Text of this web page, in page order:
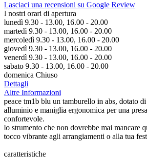
Lasciaci una recensioni su Google Review
I nostri orari di apertura
lunedì 9.30 - 13.00, 16.00 - 20.00
martedì 9.30 - 13.00, 16.00 - 20.00
mercoledì 9.30 - 13.00, 16.00 - 20.00
giovedì 9.30 - 13.00, 16.00 - 20.00
venerdì 9.30 - 13.00, 16.00 - 20.00
sabato 9.30 - 13.00, 16.00 - 20.00
domenica Chiuso
Dettagli
Altre Informazioni
peace tm1b blu un tamburello in abs, dotato
alluminio e maniglia ergonomica per una
confortevole.
lo strumento che non dovrebbe mai mancare
tocco vibrante agli arrangiamenti o alla tua
caratteristiche